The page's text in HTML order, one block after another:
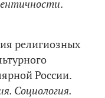
.
религиозных
России.
Социология.